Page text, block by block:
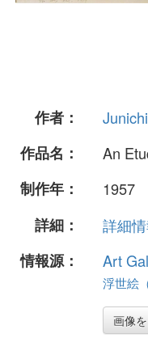
作者：
作品名：
An
制作年：
1957
詳細：
詳細
情報源：
Art
浮世絵
画像